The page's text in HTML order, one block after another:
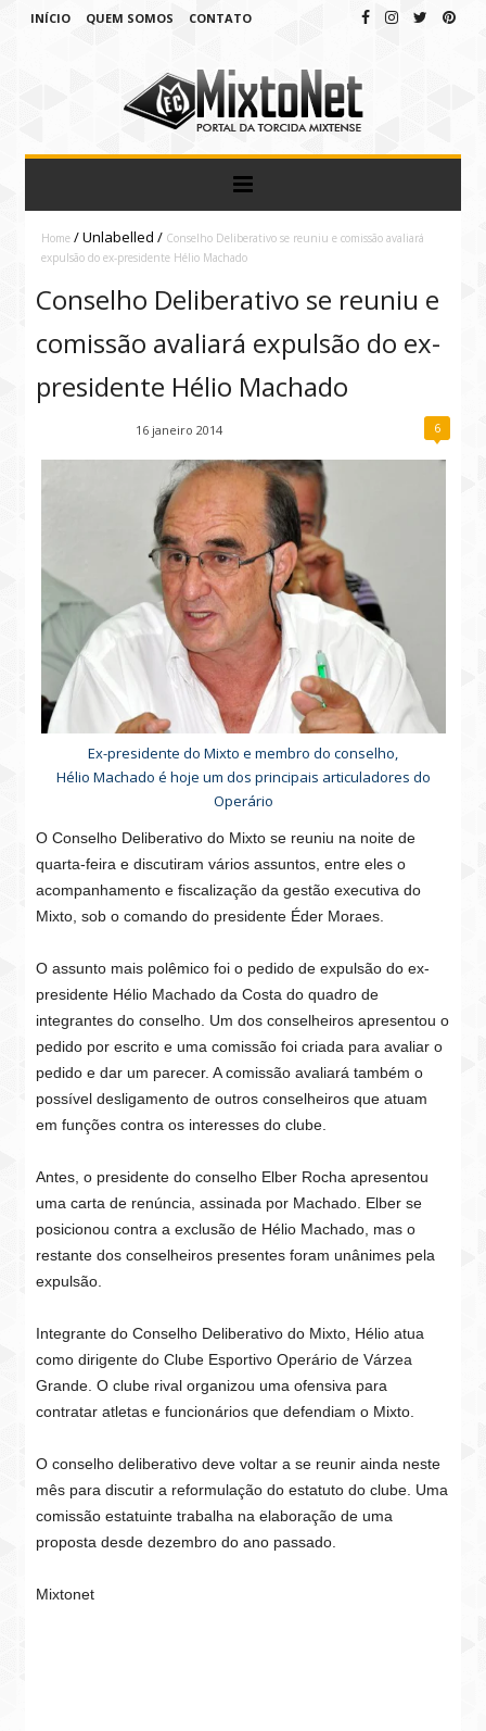
INÍCIO QUEM SOMOS CONTATO
Home /Unlabelled/ Conselho Deliberativo se reuniu e comissão avaliará
expulsão do ex-presidente Hélio Machado
Conselho Deliberativo se reuniu e
comissão avaliará expulsão do ex-
presidente Hélio Machado
16 janeiro 2014 6
Ex-presidente do Mixto e membro do conselho,
Hélio Machado é hoje um dos principais articuladores do
Operário
O Conselho Deliberativo do Mixto se reuniu na noite de
quarta-feira e discutiram vários assuntos, entre eles o
acompanhamento e fiscalização da gestão executiva do
Mixto, sob o comando do presidente Éder Moraes.
O assunto mais polêmico foi o pedido de expulsão do ex-
presidente Hélio Machado da Costa do quadro de
integrantes do conselho. Um dos conselheiros apresentou o
pedido por escrito e uma comissão foi criada para avaliar o
pedido e dar um parecer. A comissão avaliará também o
possível desligamento de outros conselheiros que atuam
em funções contra os interesses do clube.
Antes, o presidente do conselho Elber Rocha apresentou
uma carta de renúncia, assinada por Machado. Elber se
posicionou contra a exclusão de Hélio Machado, mas o
restante dos conselheiros presentes foram unânimes pela
expulsão.
Integrante do Conselho Deliberativo do Mixto, Hélio atua
como dirigente do Clube Esportivo Operário de Várzea
Grande. O clube rival organizou uma ofensiva para
contratar atletas e funcionários que defendiam o Mixto.
O conselho deliberativo deve voltar a se reunir ainda neste
mês para discutir a reformulação do estatuto do clube. Uma
comissão estatuinte trabalha na elaboração de uma
proposta desde dezembro do ano passado.
Mixtonet